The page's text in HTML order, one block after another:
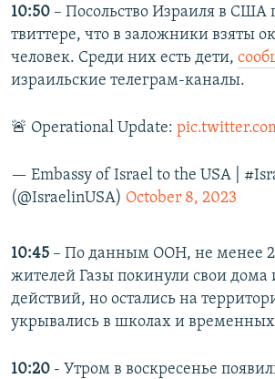
10:50 – Посольство Израиля в США
твиттере, что в заложники взяты
человек. Среди них есть дети,
израильские телеграм-каналы.
🚨 Operational Update:
— Embassy of Israel to the USA |
(@IsraelinUSA) October 8, 2023
10:45 – По данным ООН, не менее
жителей Газы покинули свои дома
действий, но остались на
укрывались в школах и
10:20 - Утром в воскресенье